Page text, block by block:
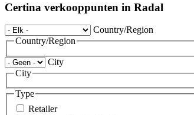
Certina verkooppunten in Radal
Country/Region
Country/Region
City
City
Type
Retailer